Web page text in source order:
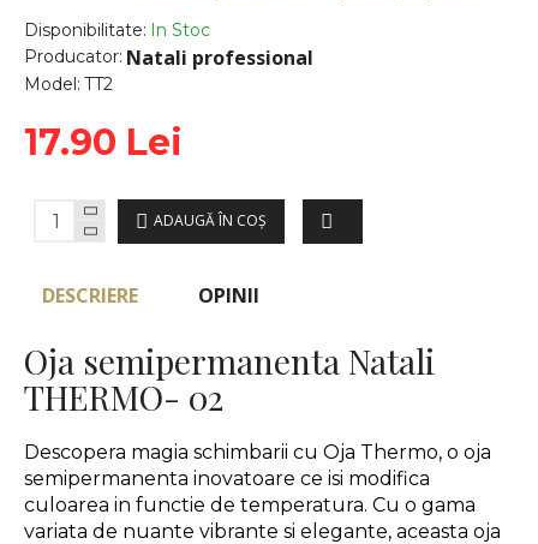
Disponibilitate: In Stoc
Producator: Natali professional
Model: TT2
17.90 Lei
ADAUGĂ ÎN COŞ
DESCRIERE OPINII
Oja semipermanenta Natali
THERMO- 02
Descopera magia schimbarii cu Oja Thermo, o oja
semipermanenta inovatoare ce isi modifica
culoarea in functie de temperatura. Cu o gama
variata de nuante vibrante si elegante, aceasta oja